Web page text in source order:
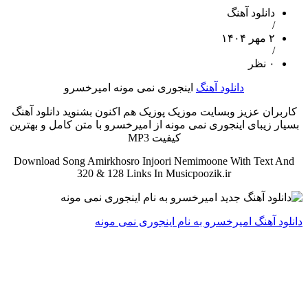
دانلود آهنگ
/
۲ مهر ۱۴۰۴
/
۰ نظر
دانلود آهنگ اینجوری نمی مونه امیرخسرو
کاربران عزیز وبسایت موزیک پوزیک هم اکنون بشنوید دانلود آهنگ
بسیار زیبای اینجوری نمی مونه از امیرخسرو با متن کامل و بهترین
کیفیت MP3
Download Song Amirkhosro Injoori Nemimoone With Text And
320 & 128 Links In Musicpoozik.ir
دانلود آهنگ امیرخسرو به نام اینجوری نمی مونه